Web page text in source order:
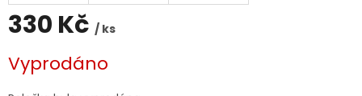
330 Kč / ks
cena:
Vyprodáno